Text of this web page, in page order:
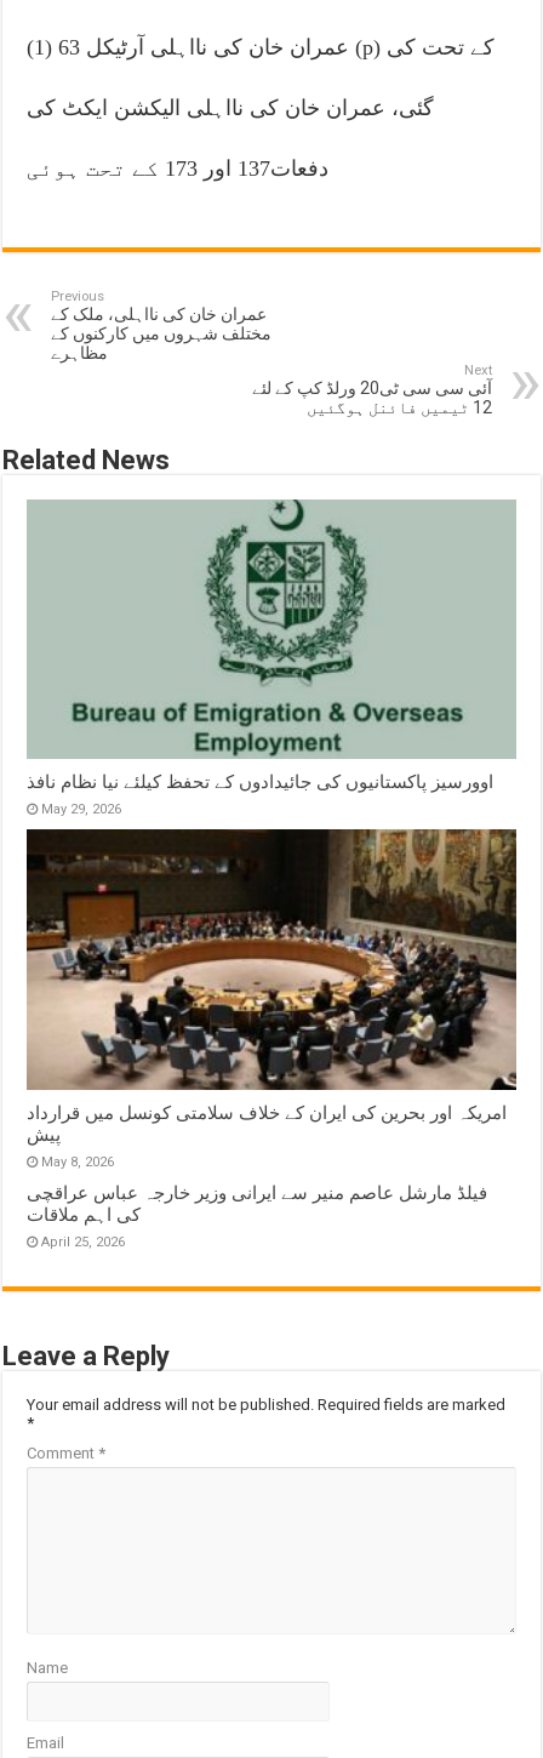
عمران خان کی نااہلی آرٹیکل 63 (1) (p) کے تحت کی
گئی، عمران خان کی نااہلی الیکشن ایکٹ کی
دفعات137 اور 173 کے تحت ہوئی
Previous
عمران خان کی نااہلی، ملک کے
مختلف شہروں میں کارکنوں کے
مظاہرے
Next
آئی سی سی ٹی20 ورلڈ کپ کے لئے
12 ٹیمیں فائنل ہوگئیں
Related News
اوورسیز پاکستانیوں کی جائیدادوں کے تحفظ کیلئے نیا نظام نافذ
May 29, 2026
امریکہ اور بحرین کی ایران کے خلاف سلامتی کونسل میں قرارداد
پیش
May 8, 2026
فیلڈ مارشل عاصم منیر سے ایرانی وزیر خارجہ عباس عراقچی
کی اہم ملاقات
April 25, 2026
Leave a Reply
Your email address will not be published. Required fields are marked
*
Comment*
Name
Email